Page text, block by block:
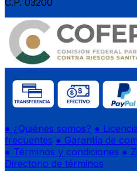
● ¿Quiénes somos? ●
frecuentes ● Garantía de
● Términos y condiciones ●
Directorio de términos